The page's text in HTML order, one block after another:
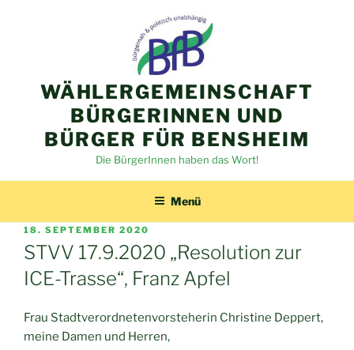
WÄHLERGEMEINSCHAFT
BÜRGERINNEN UND
BÜRGER FÜR BENSHEIM
Die BürgerInnen haben das Wort!
Menü
VERÖFFENTLICHT
AM
18. SEPTEMBER 2020
STVV 17.9.2020 „Resolution zur
ICE-Trasse“, Franz Apfel
Frau Stadtverordnetenvorsteherin Christine Deppert,
meine Damen und Herren,